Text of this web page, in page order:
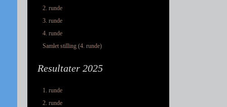
2. runde
3. runde
4. runde
Samlet stilling (4. runde)
Resultater 2025
1. runde
2. runde